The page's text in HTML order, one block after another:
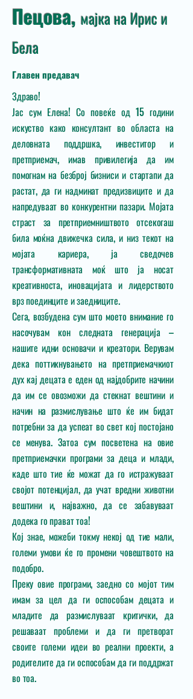
Пецова, мајка на Ирис и
Бела
Главен предавач
​Здраво!
Јас сум Елена! Со повеќе од 15 години
искуство како консултант во областа на
деловната поддршка, инвеститор и
претприемач, имав привилегија да им
помогнам на безброј бизниси и стартапи да
растат, да ги надминат предизвиците и да
напредуваат во конкурентни пазари. Мојата
страст за претприемништвото отсекогаш
била моќна движечка сила, и низ текот на
мојата кариера, ја сведочев
трансформативната моќ што ја носат
креативноста, иновацијата и лидерството
врз поединците и заедниците.
Сега, возбудена сум што моето внимание го
насочувам кон следната генерација –
нашите идни основачи и креатори. Верувам
дека поттикнувањето на претприемачкиот
дух кај децата е еден од најдобрите начини
да им се овозможи да стекнат вештини и
начин на размислување што ќе им бидат
потребни за да успеат во свет кој постојано
се менува. Затоа сум посветена на овие
претприемачки програми за деца и млади,
каде што тие ќе можат да го истражуваат
својот потенцијал, да учат вредни животни
вештини и, најважно, да се забавуваат
додека го прават тоа!
Кој знае, можеби токму некој од тие мали,
големи умови ќе го промени човештвото на
подобро.
Преку овие програми, заедно со мојот тим
имам за цел да ги оспособам децата и
младите да размислуваат критички, да
решаваат проблеми и да ги претворат
своите големи идеи во реални проекти, а
родителите да ги оспособам да ги поддржат
во тоа.